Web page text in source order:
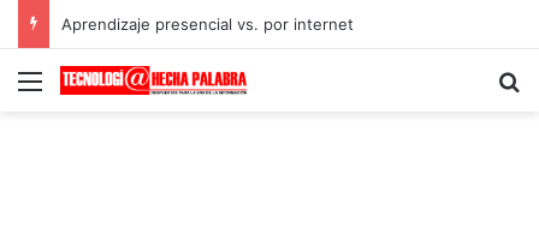
Aprendizaje presencial vs. por internet
Menú